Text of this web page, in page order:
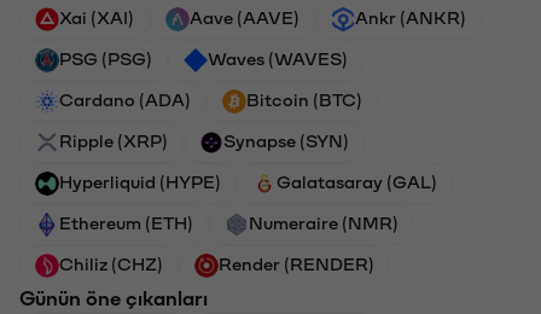
Xai (XAI) Aave (AAVE) Ankr (ANKR)
PSG (PSG) Waves (WAVES)
Cardano (ADA) Bitcoin (BTC)
Ripple (XRP) Synapse (SYN)
Hyperliquid (HYPE) Galatasaray (GAL)
Ethereum (ETH) Numeraire (NMR)
Chiliz (CHZ) Render (RENDER)
Günün öne çıkanları